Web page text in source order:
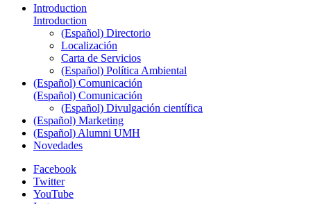
Introduction
Introduction
(Español) Directorio
Localización
Carta de Servicios
(Español) Política Ambiental
(Español) Comunicación
(Español) Comunicación
(Español) Divulgación científica
(Español) Marketing
(Español) Alumni UMH
Novedades
Facebook
Twitter
YouTube